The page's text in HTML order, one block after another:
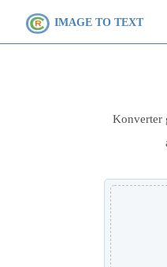
IMAGE TO TEXT
Konverter